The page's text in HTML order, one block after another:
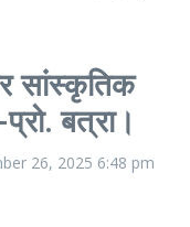
सांस्कृतिक
बत्रा।
26, 2025 6:48 pm